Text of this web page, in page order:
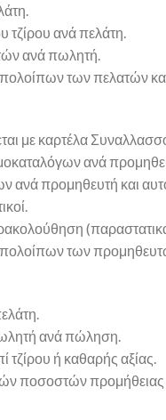
τζίρου ανά πελάτη.
ανά πωλητή.
των πελατών
με καρτέλα
ανά
προμηθευτή και
των
ανά πώληση.
ή καθαρής αξίας.
ποσοστών προμήθειας